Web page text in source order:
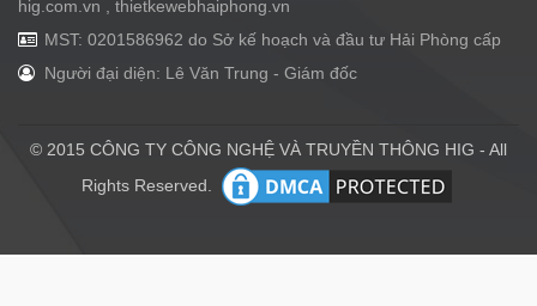
hig.com.vn , thietkewebhaiphong.vn
MST: 0201586962 do Sở kế hoạch và đầu tư Hải Phòng cấp
Người đại diện: Lê Văn Trung - Giám đốc
© 2015 CÔNG TY CÔNG NGHỆ VÀ TRUYỀN THÔNG HIG - All
Rights Reserved.